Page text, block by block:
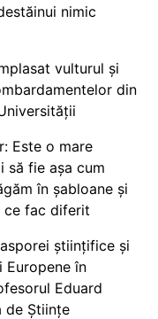
nimic
vulturul și
din
Este o mare
să fie așa cum
în șabloane și
ce fac diferit
științifice și
Europene în
Eduard
de Științe